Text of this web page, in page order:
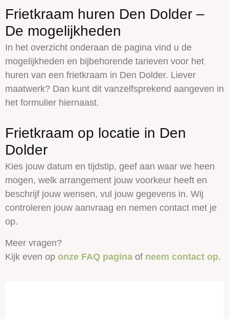
Frietkraam huren Den Dolder –
De mogelijkheden
In het overzicht onderaan de pagina vind u de
mogelijkheden en bijbehorende tarieven voor het
huren van een frietkraam in Den Dolder. Liever
maatwerk? Dan kunt dit vanzelfsprekend aangeven in
het formulier hiernaast.
Frietkraam op locatie in Den
Dolder
Kies jouw datum en tijdstip, geef aan waar we heen
mogen, welk arrangement jouw voorkeur heeft en
beschrijf jouw wensen, vul jouw gegevens in. Wij
controleren jouw aanvraag en nemen contact met je
op.
Meer vragen?
Kijk even op onze FAQ pagina of neem contact op.